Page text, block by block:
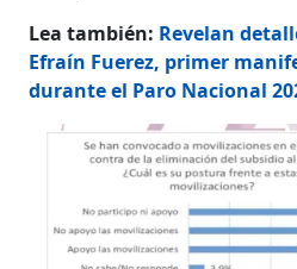
Lea también: Revelan
Efraín Fuerez, primer
durante el Paro Nacional